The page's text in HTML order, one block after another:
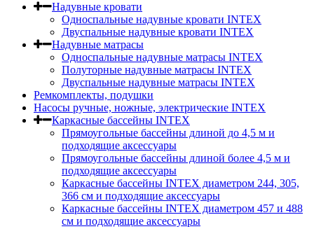
Надувные кровати
Односпальные надувные кровати INTEX
Двуспальные надувные кровати INTEX
Надувные матрасы
Односпальные надувные матрасы INTEX
Полуторные надувные матрасы INTEX
Двуспальные надувные матрасы INTEX
Ремкомплекты, подушки
Насосы ручные, ножные, электрические INTEX
Каркасные бассейны INTEX
Прямоугольные бассейны длиной до 4,5 м и
подходящие аксессуары
Прямоугольные бассейны длиной более 4,5 м и
подходящие аксессуары
Каркасные бассейны INTEX диаметром 244, 305,
366 см и подходящие аксессуары
Каркасные бассейны INTEX диаметром 457 и 488
cм и подходящие аксессуары